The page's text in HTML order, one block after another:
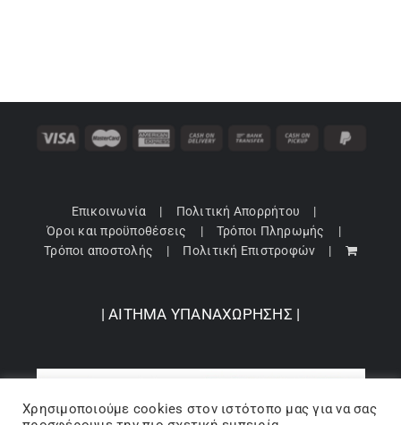
Επικοινωνία
Πολιτική Απορρήτου
Όροι και προϋποθέσεις
Τρόποι Πληρωμής
Τρόποι αποστολής
Πολιτική Επιστροφών
| ΑΙΤΗΜΑ ΥΠΑΝΑΧΩΡΗΣΗΣ |
Χρησιμοποιούμε cookies στον ιστότοπo μας για να σας